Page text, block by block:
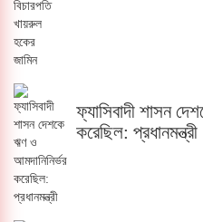
ফ্যাসিবাদী শাসন
করেছিল: প্রধানমন্ত্রী